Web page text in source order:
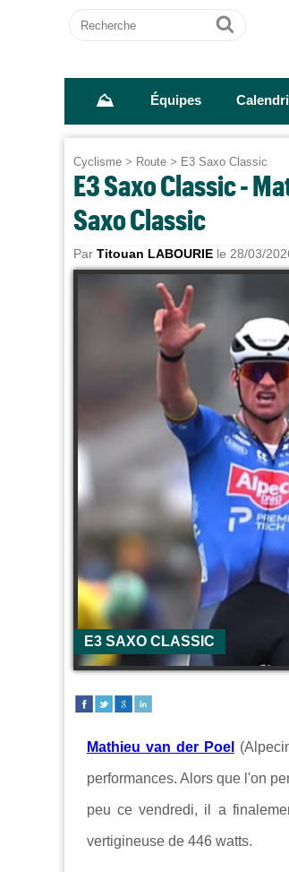
Recherche
Ok
⛰ Équipes
Cyclisme > Route > E3 Saxo Classic
E3 Saxo Classic -
Saxo Classic
Par Titouan LABOURIE le 28/03/
E3 SAXO CLASSIC
Mathieu van der Poel
performances. Alors que l'on
peu ce vendredi, il a
vertigineuse de 446 watts.